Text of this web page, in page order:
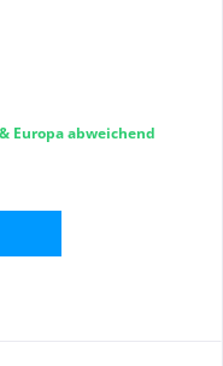
ohne Details zu
Europa abweichend